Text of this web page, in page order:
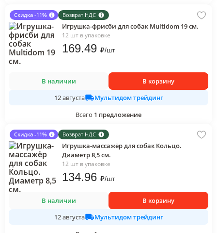
Скидка -11% Возврат НДС
Игрушка-фрисби для собак Multidom 19 см.
12 шт в упаковке
169.49 ₽/шт
В наличии
В корзину
12 августа
Мультидом трейдинг
Всего 1 предложение
Скидка -11% Возврат НДС
Игрушка-массажёр для собак Кольцо.
Диаметр 8,5 см.
12 шт в упаковке
134.96 ₽/шт
В наличии
В корзину
12 августа
Мультидом трейдинг